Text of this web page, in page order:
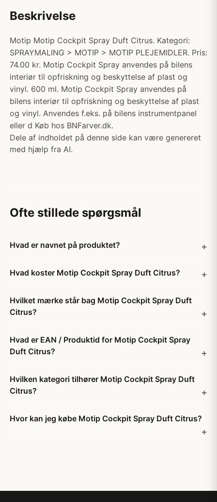
Beskrivelse
Motip Motip Cockpit Spray Duft Citrus. Kategori:
SPRAYMALING > MOTIP > MOTIP PLEJEMIDLER. Pris:
74.00 kr. Motip Cockpit Spray anvendes på bilens
interiør til opfriskning og beskyttelse af plast og
vinyl. 600 ml. Motip Cockpit Spray anvendes på
bilens interiør til opfriskning og beskyttelse af plast
og vinyl. Anvendes f.eks. på bilens instrumentpanel
eller d Køb hos BNFarver.dk.
Dele af indholdet på denne side kan være genereret
med hjælp fra AI.
Ofte stillede spørgsmål
Hvad er navnet på produktet?
Hvad koster Motip Cockpit Spray Duft Citrus?
Hvilket mærke står bag Motip Cockpit Spray Duft
Citrus?
Hvad er EAN / Produktid for Motip Cockpit Spray
Duft Citrus?
Hvilken kategori tilhører Motip Cockpit Spray Duft
Citrus?
Hvor kan jeg købe Motip Cockpit Spray Duft Citrus?